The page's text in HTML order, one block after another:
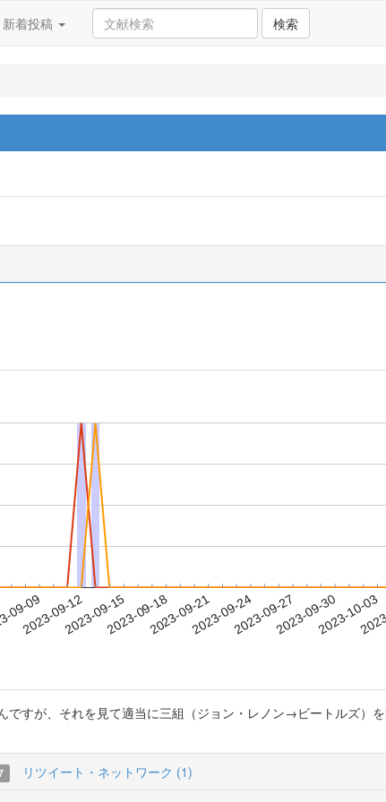
新着投稿 検索
09-09
2023-09-122023-09-152023-09-182023-09-212023-09-242023-09-272023-09-302023-10-03
すが、それを見て適当に三組（ジョン・レノン→ビートルズ）
リツイート・ネットワーク (1)